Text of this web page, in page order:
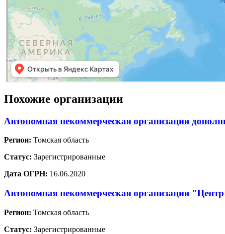
Похожие организации
Автономная некоммерческая организация
Регион: Томская область
Статус: Зарегистрированные
Дата ОГРН: 16.06.2020
Автономная некоммерческая организация
Регион: Томская область
Статус: Зарегистрированные